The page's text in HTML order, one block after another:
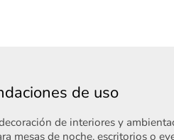
de uso
de interiores y
mesas de noche, escritorios o